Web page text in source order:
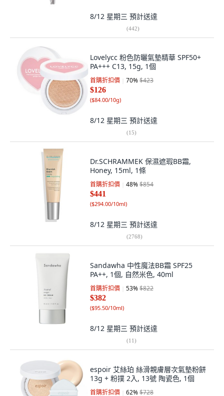
8/12 星期三 預計送達
(442)
Lovelycc 粉色防曬氣墊精華 SPF50+
PA+++ C13, 15g, 1個
首購折扣價 70%$423
$126
($84.00/10g)
8/12 星期三 預計送達
(15)
Dr.SCHRAMMEK 保濕遮瑕BB霜,
Honey, 15ml, 1條
首購折扣價 48%$854
$441
($294.00/10ml)
8/12 星期三 預計送達
(2768)
Sandawha 中性魔法BB霜 SPF25
PA++, 1個, 自然米色, 40ml
首購折扣價 53%$822
$382
($95.50/10ml)
8/12 星期三 預計送達
(11)
espoir 艾絲珀 絲滑親膚層次氣墊粉餅
13g + 粉撲 2入, 13號 陶瓷色, 1個
首購折扣價 62%$728